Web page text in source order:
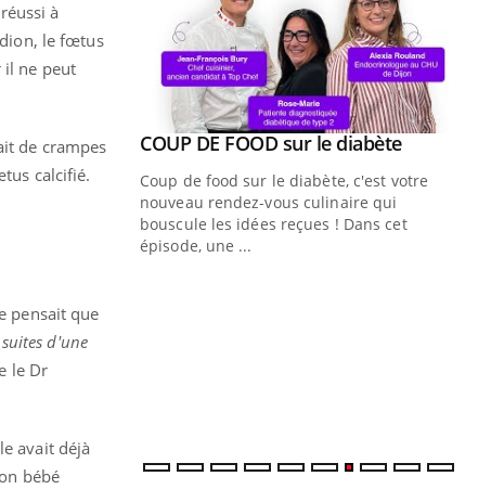
à
le fœtus
il ne peut
de crampes
calcifié.
pensait que
suites d'une
le Dr
avait déjà
bébé
» pour Youtube
COUP DE FOOD sur le diabèteYoutube
Coup de food sur le diabète, c'est votre
nouveau rendez-vous culinaire qui
bouscule les idées reçues ! Dans cet
épisode, une ...